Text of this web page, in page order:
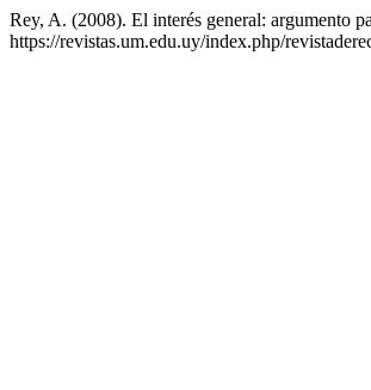
Rey, A. (2008). El interés general: argumento
https://revistas.um.edu.uy/index.php/